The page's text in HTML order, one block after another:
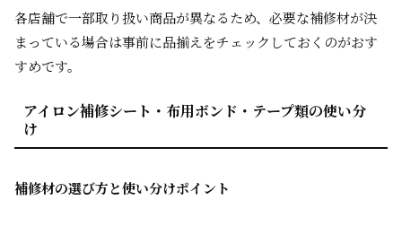
各店舗で一部取り扱い商品が異なるため、必要な補修材が決
まっている場合は事前に品揃えをチェックしておくのがおす
すめです。
アイロン補修シート・布用ボンド・テープ類の使い分
け
補修材の選び方と使い分けポイント